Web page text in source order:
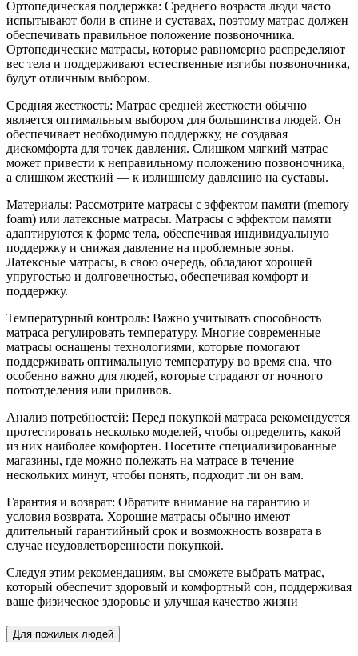
Ортопедическая поддержка: Среднего возраста люди часто
испытывают боли в спине и суставах, поэтому матрас должен
обеспечивать правильное положение позвоночника.
Ортопедические матрасы, которые равномерно распределяют
вес тела и поддерживают естественные изгибы позвоночника,
будут отличным выбором.
Средняя жесткость: Матрас средней жесткости обычно
является оптимальным выбором для большинства людей. Он
обеспечивает необходимую поддержку, не создавая
дискомфорта для точек давления. Слишком мягкий матрас
может привести к неправильному положению позвоночника,
а слишком жесткий — к излишнему давлению на суставы.
Материалы: Рассмотрите матрасы с эффектом памяти (memory
foam) или латексные матрасы. Матрасы с эффектом памяти
адаптируются к форме тела, обеспечивая индивидуальную
поддержку и снижая давление на проблемные зоны.
Латексные матрасы, в свою очередь, обладают хорошей
упругостью и долговечностью, обеспечивая комфорт и
поддержку.
Температурный контроль: Важно учитывать способность
матраса регулировать температуру. Многие современные
матрасы оснащены технологиями, которые помогают
поддерживать оптимальную температуру во время сна, что
особенно важно для людей, которые страдают от ночного
потоотделения или приливов.
Анализ потребностей: Перед покупкой матраса рекомендуется
протестировать несколько моделей, чтобы определить, какой
из них наиболее комфортен. Посетите специализированные
магазины, где можно полежать на матрасе в течение
нескольких минут, чтобы понять, подходит ли он вам.
Гарантия и возврат: Обратите внимание на гарантию и
условия возврата. Хорошие матрасы обычно имеют
длительный гарантийный срок и возможность возврата в
случае неудовлетворенности покупкой.
Следуя этим рекомендациям, вы сможете выбрать матрас,
который обеспечит здоровый и комфортный сон, поддерживая
ваше физическое здоровье и улучшая качество жизни
Для пожилых людей